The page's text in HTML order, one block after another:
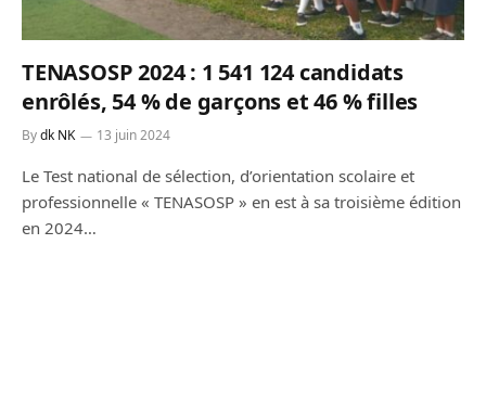
TENASOSP 2024 : 1 541 124 candidats
enrôlés, 54 % de garçons et 46 % filles
Bydk NK 13 juin 2024
Le Test national de sélection, d’orientation scolaire et
professionnelle « TENASOSP » en est à sa troisième édition
en 2024…